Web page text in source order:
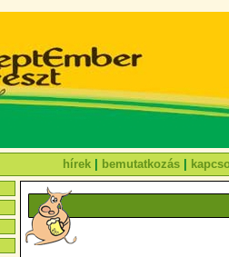
hírek bemutatkozás